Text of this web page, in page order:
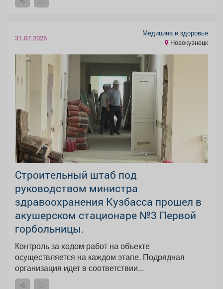
31.07.2026
Медицина и здоровье
Новокузнецк
Строительный штаб под
руководством министра
здравоохранения Кузбасса прошел в
акушерском стационаре №3 Первой
горбольницы.
Контроль за ходом работ на объекте
осуществляется на каждом этапе. Подрядная
организация идет в соответствии...